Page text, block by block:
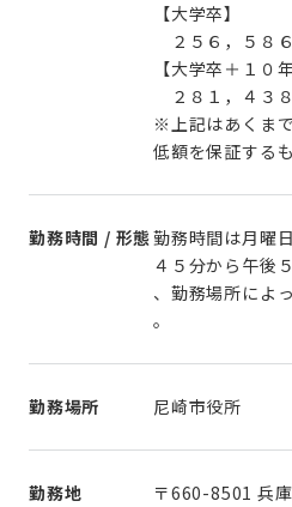
【大学卒】
２５６，５８
【大学卒＋１０
２８１，４３
※上記はあくま
低額を保証する
勤務時間 / 形態勤務時間は月曜
４５分から午後
、勤務場所によ
。
勤務場所 尼崎市役所
勤務地
〒660-8501 兵